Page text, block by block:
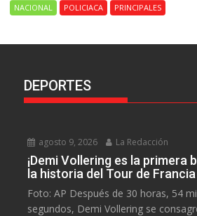
NACIONAL POLICIACA PRINCIPALES
DEPORTES
agosto 9, 2026 La Redacción
¡Demi Vollering es la primera
la historia del Tour de
Foto: AP Después de 30 horas, 54
segundos, Demi Vollering se